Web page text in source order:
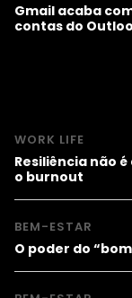
Gmail acaba
contas do
WORK LIFE
Resiliência não
o burnout
BEM-ESTAR
O poder do